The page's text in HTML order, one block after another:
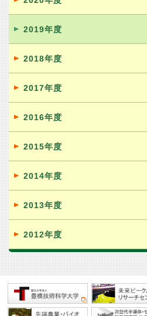
2019年度
2018年度
2017年度
2016年度
2015年度
2014年度
2013年度
2012年度